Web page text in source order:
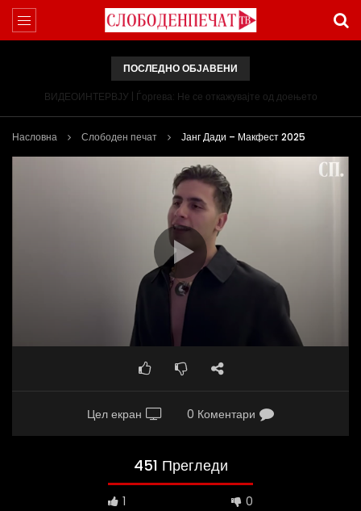
ПОСЛЕДНО ОБЈАВЕНИ
ВИДЕОИНТЕРВЈУ | Ѓоргева: Не се откажувајте од доењето
Насловна Слободен печат Јанг Дади – Макфест 2025
Цел екран 0 Коментари
451 Прегледи
1 0